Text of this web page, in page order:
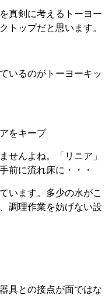
真剣に考えるトーヨー
トップだと思います。
いるのがトーヨーキッ
をキープ
せんよね。「リニア」
前に流れ床に・・・
います。多少の水がこ
調理作業を妨げない設
具との接点が面ではな